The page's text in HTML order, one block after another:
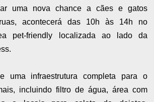
uma nova chance a cães e gatos
acontecerá das 10h às 14h no
pet-friendly localizada ao lado da
uma infraestrutura completa para o
incluindo filtro de água, área com